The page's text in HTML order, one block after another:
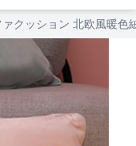
ァクッション 北欧風暖色